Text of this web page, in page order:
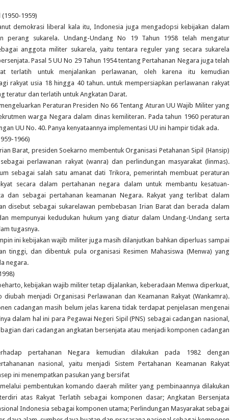
(1950-1959)
demokrasi liberal kala itu, Indonesia juga mengadopsi kebijakan dalam
perang sukarela. Undang-Undang No 19 Tahun 1958 telah mengatur
anggota militer sukarela, yaitu tentara reguler yang secara sukarela
Pasal 5 UU No 29 Tahun 1954 tentang Pertahanan Negara juga telah
terlatih untuk menjalankan perlawanan, oleh karena itu kemudian
rakyat usia 18 hingga 40 tahun. untuk mempersiapkan perlawanan rakyat
teratur dan terlatih untuk Angkatan Darat.
Peraturan Presiden No 66 Tentang Aturan UU Wajib Militer yang
warga Negara dalam dinas kemiliteran. Pada tahun 1960 peraturan
UU No. 40. Panya kenyataannya implementasi UU ini hampir tidak ada.
1966)
Barat, presiden Soekarno membentuk Organisasi Petahanan Sipil (Hansip)
perlawanan rakyat (wanra) dan perlindungan masyarakat (linmas).
sebagai salah satu amanat dati Trikora, pemerintah membuat peraturan
secara dalam pertahanan negara dalam untuk membantu kesatuan-
dan sebagai pertahanan keamanan Negara. Rakyat yang terlibat dalam
disebut sebagai sukarelawan pembebasan Irian Barat dan berada dalam
mempunyai kedudukan hukum yang diatur dalam Undang-Undang serta
tugasnya.
ini kebijakan wajib militer juga masih dilanjutkan bahkan diperluas sampai
tinggi, dan dibentuk pula organisasi Resimen Mahasiswa (Menwa) yang
negara.
kebijakan wajib militer tetap dijalankan, keberadaan Menwa diperkuat,
diubah menjadi Organisasi Perlawanan dan Keamanan Rakyat (Wankamra).
cadangan masih belum jelas karena tidak terdapat penjelasan mengenai
dalam hal ini para Pegawai Negeri Sipil (PNS) sebagai cadangan nasional,
dari cadangan angkatan bersenjata atau menjadi komponen cadangan
pertahanan Negara kemudian dilakukan pada 1982 dengan
nasional, yaitu menjadi Sistem Pertahanan Keamanan Rakyat
ini menempatkan pasukan yang bersifat
pembentukan komando daerah militer yang pembinaannya dilakukan
atas Rakyat Terlatih sebagai komponen dasar; Angkatan Bersenjata
Indonesia sebagai komponen utama; Perlindungan Masyarakat sebagai